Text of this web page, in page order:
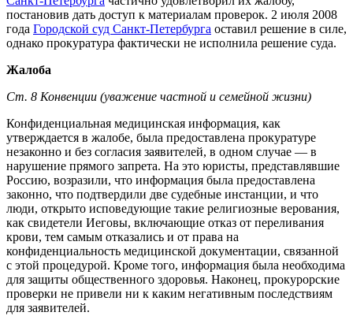
постановив дать доступ к материалам проверок. 2 июля 2008
года Городской суд Санкт-Петербурга оставил решение в силе,
однако прокуратура фактически не исполнила решение суда.
Жалоба
Ст. 8 Конвенции (уважение частной и семейной жизни)
Конфиденциальная медицинская информация, как
утверждается в жалобе, была предоставлена прокуратуре
незаконно и без согласия заявителей, в одном случае — в
нарушение прямого запрета. На это юристы, представлявшие
Россию, возразили, что информация была предоставлена
законно, что подтвердили две судебные инстанции, и что
люди, открыто исповедующие такие религиозные верования,
как свидетели Иеговы, включающие отказ от переливания
крови, тем самым отказались и от права на
конфиденциальность медицинской документации, связанной
с этой процедурой. Кроме того, информация была необходима
для защиты общественного здоровья. Наконец, прокурорские
проверки не привели ни к каким негативным последствиям
для заявителей.